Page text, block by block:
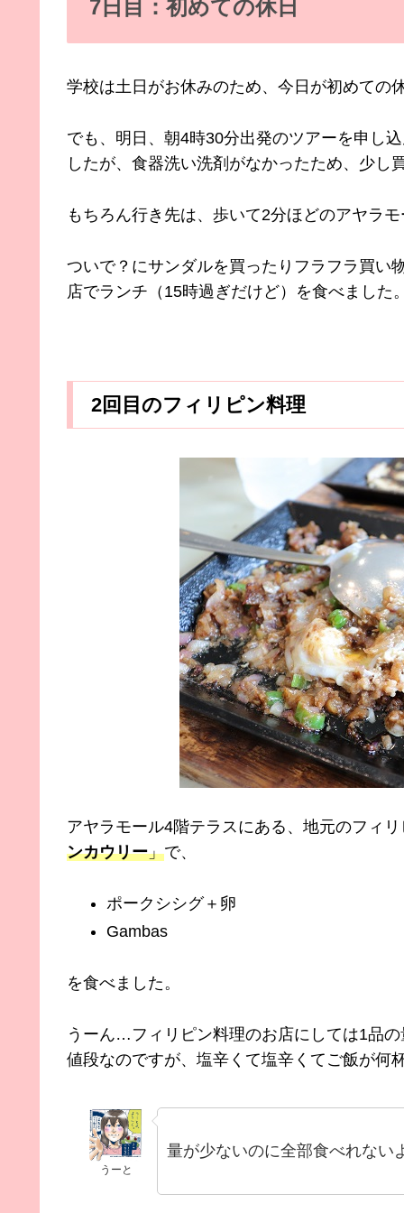
7日目：初めての休日
学校は土日がお休みのため、今日が初めての
でも、明日、朝4時30分出発のツアーを申し
したが、食器洗い洗剤がなかったため、少し
もちろん行き先は、歩いて2分ほどのアヤラ
ついで？にサンダルを買ったりフラフラ買い
店でランチ（15時過ぎだけど）を食べました
2回目のフィリピン料理
アヤラモール4階テラスにある、地元のフィ
ンカウリー」で、
ポークシシグ＋卵
Gambas
を食べました。
うーん…フィリピン料理のお店にしては1品
値段なのですが、塩辛くて塩辛くてご飯が何
うーと
量が少ないのに全部食べれない